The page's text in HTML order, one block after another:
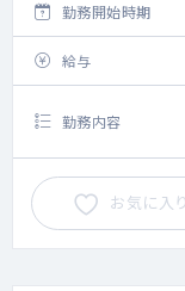
勤務開始時期
給与
勤務内容
お気に入り